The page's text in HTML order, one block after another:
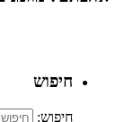
חיפוש
חיפוש: